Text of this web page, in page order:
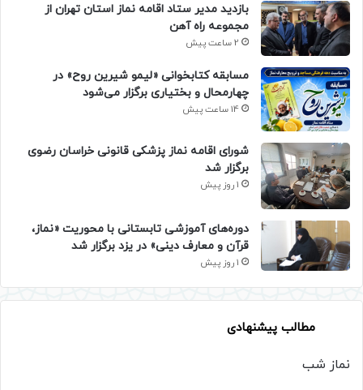
بازدید مدیر ستاد اقامه نماز استان تهران از
مجموعه راه آهن
2 ساعت پیش
مسابقه کتابخوانی «لیمو شیرین روح» در
چهارمحال و بختیاری برگزار می‌شود
14 ساعت پیش
شورای اقامه نماز پزشکی قانونی خراسان رضوی
برگزار شد
1 روز پیش
دوره‌های آموزشی تابستانی با محوریت «نماز،
قرآن و معارف دینی» در یزد برگزار شد
1 روز پیش
مطالب پیشنهادی
نماز شب